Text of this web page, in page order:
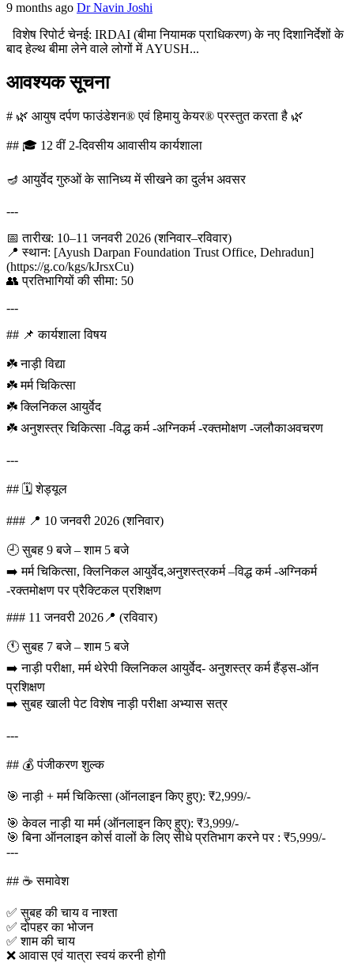
9 months ago Dr Navin Joshi
विशेष रिपोर्ट चेनई: IRDAI (बीमा नियामक प्राधिकरण) के नए दिशानिर्देशों के
बाद हेल्थ बीमा लेने वाले लोगों में AYUSH...
आवश्यक सूचना
# 🌿 आयुष दर्पण फाउंडेशन® एवं हिमायु केयर® प्रस्तुत करता है 🌿
## 🎓 12 वीं 2-दिवसीय आवासीय कार्यशाला
🪔 आयुर्वेद गुरुओं के सानिध्य में सीखने का दुर्लभ अवसर
---
📅 तारीख: 10–11 जनवरी 2026 (शनिवार–रविवार)
📍 स्थान: [Ayush Darpan Foundation Trust Office, Dehradun]
(https://g.co/kgs/kJrsxCu)
👥 प्रतिभागियों की सीमा: 50
---
## 📌 कार्यशाला विषय
☘️ नाड़ी विद्या
☘️ मर्म चिकित्सा
☘️ क्लिनिकल आयुर्वेद
☘️ अनुशस्त्र चिकित्सा -विद्ध कर्म -अग्निकर्म -रक्तमोक्षण -जलौकाअवचरण
---
## 🗓️ शेड्यूल
### 📍 10 जनवरी 2026 (शनिवार)
🕘 सुबह 9 बजे – शाम 5 बजे
➡️ मर्म चिकित्सा, क्लिनिकल आयुर्वेद,अनुशस्त्रकर्म –विद्ध कर्म -अग्निकर्म
-रक्तमोक्षण पर प्रैक्टिकल प्रशिक्षण
### 11 जनवरी 2026📍 (रविवार)
🕚 सुबह 7 बजे – शाम 5 बजे
➡️ नाड़ी परीक्षा, मर्म थेरेपी क्लिनिकल आयुर्वेद- अनुशस्त्र कर्म हैंड्स-ऑन
प्रशिक्षण
➡️ सुबह खाली पेट विशेष नाड़ी परीक्षा अभ्यास सत्र
---
## 💰 पंजीकरण शुल्क
🎯 नाड़ी + मर्म चिकित्सा (ऑनलाइन किए हुए): ₹2,999/-
🎯 केवल नाड़ी या मर्म (ऑनलाइन किए हुए): ₹3,999/-
🎯 बिना ऑनलाइन कोर्स वालों के लिए सीधे प्रतिभाग करने पर : ₹5,999/-
---
## ☕ समावेश
✅ सुबह की चाय व नाश्ता
✅ दोपहर का भोजन
✅ शाम की चाय
❌ आवास एवं यात्रा स्वयं करनी होगी